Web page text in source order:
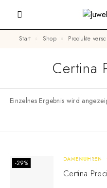
Start Shop Produkte
Certina
Einzelnes Ergebnis wird
-29% DAMENUHREN
Certina